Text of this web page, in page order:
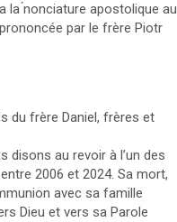
la ́nonciature apostolique au
par le frère Piotr
du frère Daniel, frères et
disons au revoir à l’un des
2006 et 2024. Sa mort,
avec sa famille
Dieu et vers sa Parole